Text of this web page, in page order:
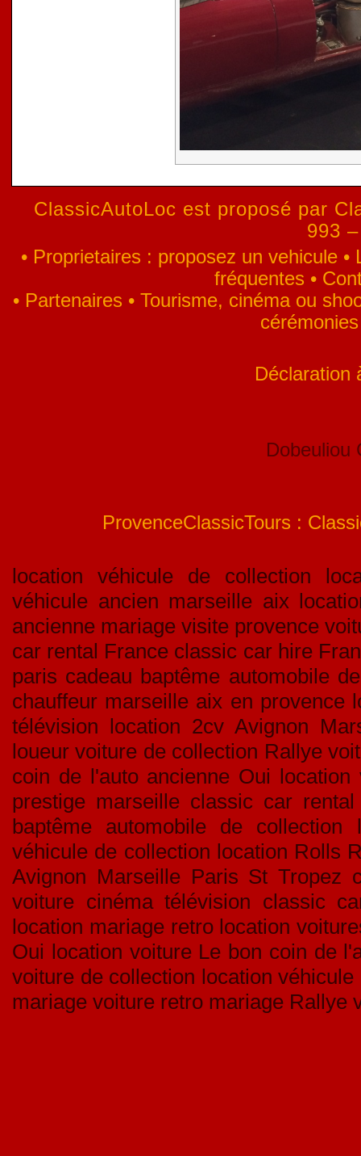
ClassicAutoLoc est proposé par
993
• Proprietaires : proposez un vehicule•
fréquentes •
• Partenaires • Tourisme, cinéma ou
cérémonies
Déclaration
Dobeuliou
ProvenceClassicTours :
location véhicule de collection
véhicule ancien marseille aix
ancienne mariage visite provence
car rental France classic car hire
paris cadeau baptême automobile
chauffeur marseille aix en provence
télévision location 2cv Avignon
loueur voiture de collection Rallye
coin de l'auto ancienne Oui
prestige marseille classic car
baptême automobile de collection
véhicule de collection location Rolls
Avignon Marseille Paris St Tropez
voiture cinéma télévision classic
location mariage retro location
Oui location voiture Le bon coin de
voiture de collection location
mariage voiture retro mariage Rallye